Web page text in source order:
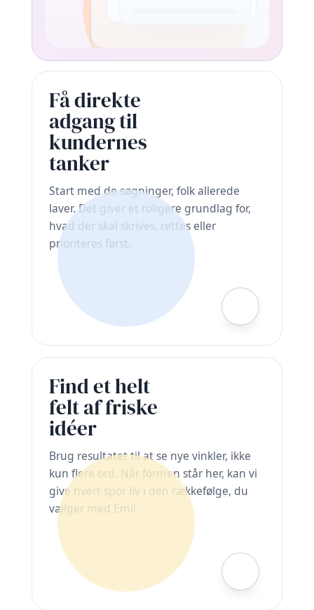
Få direkte
adgang til
kundernes
tanker
Start med de søgninger, folk allerede
laver. Det giver et roligere grundlag for,
hvad der skal skrives, rettes eller
prioriteres først.
Find et helt
felt af friske
idéer
Brug resultatet til at se nye vinkler, ikke
kun flere ord. Når formen står her, kan vi
give hvert spor liv i den rækkefølge, du
vælger med Emil.